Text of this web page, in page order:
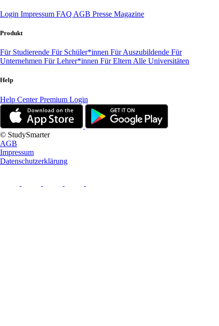
Login Impressum FAQ AGB Presse Magazine
Produkt
Für Studierende Für Schüler*innen Für Auszubildende Für
Unternehmen Für Lehrer*innen Für Eltern Alle Universitäten
Help
Help CenterPremium Login
© StudySmarter
AGB
Impressum
Datenschutzerklärung